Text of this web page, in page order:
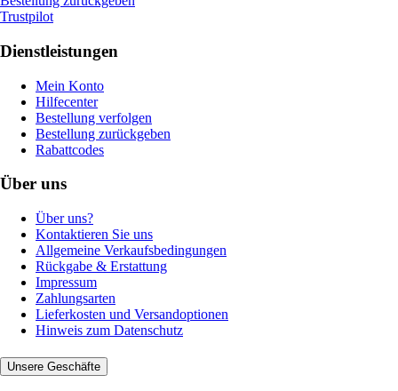
Trustpilot
Dienstleistungen
Mein Konto
Hilfecenter
Bestellung verfolgen
Bestellung zurückgeben
Rabattcodes
Über uns
Über uns?
Kontaktieren Sie uns
Allgemeine Verkaufsbedingungen
Rückgabe & Erstattung
Impressum
Zahlungsarten
Lieferkosten und Versandoptionen
Hinweis zum Datenschutz
Unsere Geschäfte